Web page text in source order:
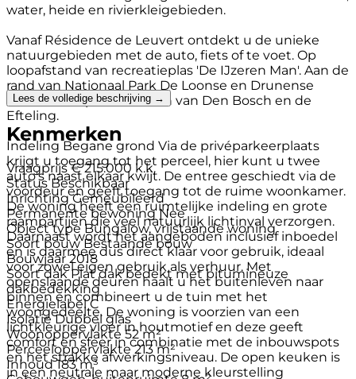
water, heide en rivierkleigebieden.
Vanaf Résidence de Leuvert ontdekt u de unieke
natuurgebieden met de auto, fiets of te voet. Op
loopafstand van recreatieplas 'De IJzeren Man'. Aan de
rand van Nationaal Park De Loonse en Drunense
Duinen en op 20 minuten van Den Bosch en de
Efteling.
Indeling Begane grond Via de privéparkeerplaats
krijgt u toegang tot het perceel, hier kunt u twee
auto's naast elkaar kwijt. De entree geschiedt via de
voordeur en geeft toegang tot de ruime woonkamer.
De woning heeft een ruimtelijke indeling en grote
raampartijen die veel natuurlijk lichtinval verzorgen.
Daarnaast wordt het aangeboden inclusief inboedel
en is daarmee dus direct klaar voor gebruik, ideaal
voor zowel eigen gebruik als verhuur. Met
openslaande deuren haalt u het buitenleven naar
binnen en combineert u de tuin met het
woongedeelte. De woning is voorzien van een
lichtkleurige vloer in houtmotief en deze geeft
comfort en sfeer in combinatie met de inbouwspots
en het strakke afwerkingsniveau. De open keuken is
in een neutrale maar moderne kleurstelling
Lees de volledige beschrijving →
Kenmerken
Vraagprijs € 215.000 k.k.
Status Beschikbaar
Inrichting Gemeubileerd
Permanente bewoning Nee
Object type Bungalow, vrijstaande woning
Soort bouw Bestaande bouw
Bouwjaar 2018
Soort dak Plat dak bedekt met bitumineuze
dakbedekking
Energielabel C
Isolatie Dubbel glas
Woonoppervlakte 52 m²
Perceeloppervlakte 213 m²
Inhoud 183 m³